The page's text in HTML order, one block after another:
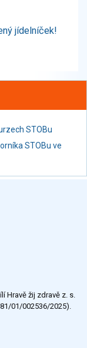
jídelníček!
STOBu
STOBu ve
Hravě žij zdravě z. s.
01/002536/2025).